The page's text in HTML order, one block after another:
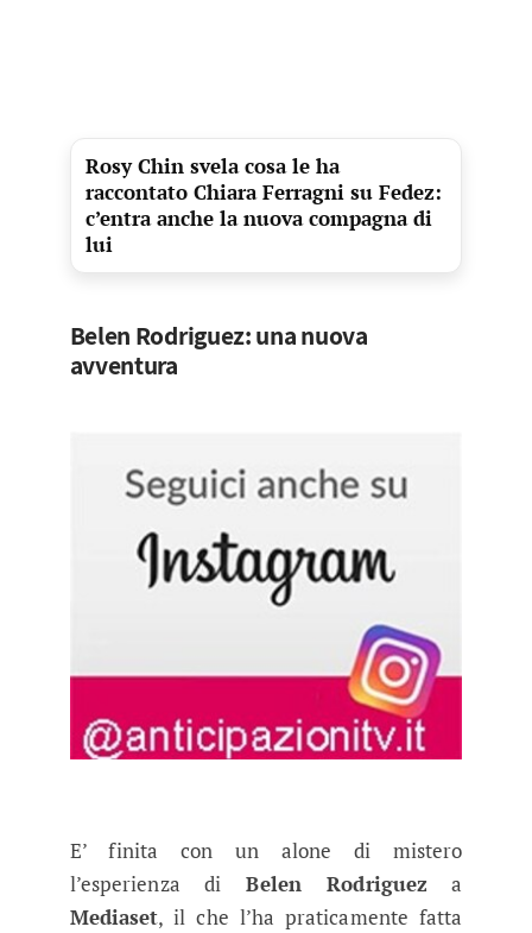
Rosy Chin svela cosa le ha
raccontato Chiara Ferragni su Fedez:
c’entra anche la nuova compagna di
lui
Belen Rodriguez: una nuova
avventura
E’ finita con un alone di mistero
l’esperienza di Belen Rodriguez a
Mediaset, il che l’ha praticamente fatta